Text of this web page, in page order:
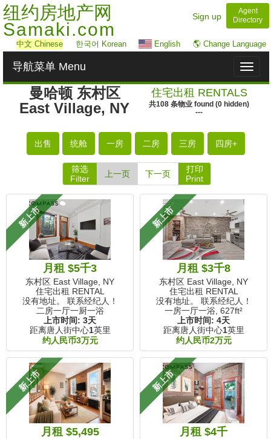
纽约房地产网
Samaki.com
Sign up
Agent
Directory
中文 Chinese 한국어 Korean English 🌎 Change Language
Toggle
导航菜单 Menu
曼哈顿 东村区
East Village, NY
住宅出租 RENTALS
共108 条物业 found (0 hidden)
---
出售 统舱 一房 二房 三房 四房+
筛选
Filter
上一页 下一页
打印
Print
新上市
月租 $5千3
东村区 East Village, NY
住宅出租 RENTAL
没有地址。 联系经纪人！
二房一厅一厨一浴
上市时间: 3天
距离唐人街中心1英里
约人民币3万元
新上市
月租 $3千8
东村区 East Village, NY
住宅出租 RENTAL
没有地址。 联系经纪人！
一房一厅一浴, 627ft²
上市时间: 4天
距离唐人街中心1英里
约人民币2万元
新上市
月租 $5,495
新上市
月租 $4千